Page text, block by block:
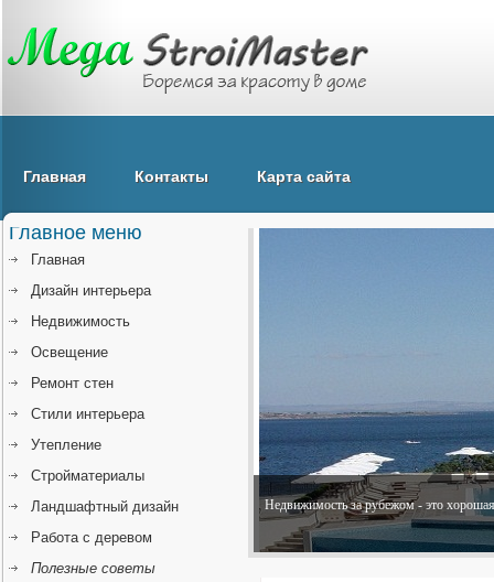
Главная Контакты Карта сайта
Недвижимость за рубежом - это
Главное меню
Главная
Дизайн интерьера
Недвижимость
Освещение
Ремонт стен
Стили интерьера
Утепление
Стройматериалы
Ландшафтный дизайн
Работа с деревом
Полезные советы